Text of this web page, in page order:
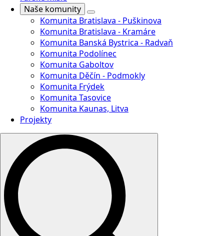
Naše komunity
Komunita Bratislava - Puškinova
Komunita Bratislava - Kramáre
Komunita Banská Bystrica - Radvaň
Komunita Podolínec
Komunita Gaboltov
Komunita Děčín - Podmokly
Komunita Frýdek
Komunita Tasovice
Komunita Kaunas, Litva
Projekty